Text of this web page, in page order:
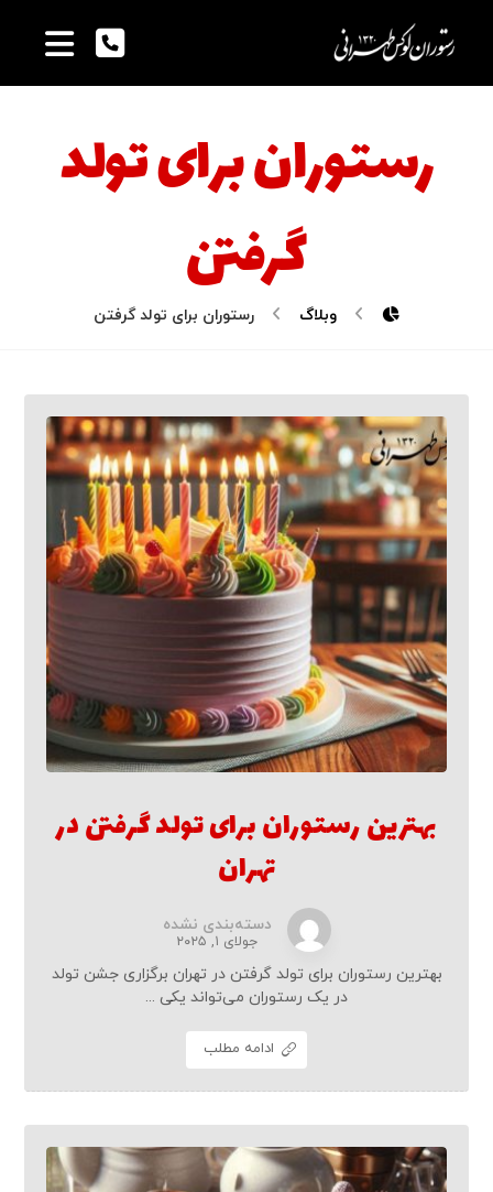
رستوران برای تولد
گرفتن
وبلاگ رستوران برای تولد گرفتن
بهترین رستوران برای تولد گرفتن در
تهران
دسته‌بندی نشده
جولای ۱, ۲۰۲۵
بهترین رستوران برای تولد گرفتن در تهران برگزاری جشن تولد
در یک رستوران می‌تواند یکی ...
ادامه مطلب